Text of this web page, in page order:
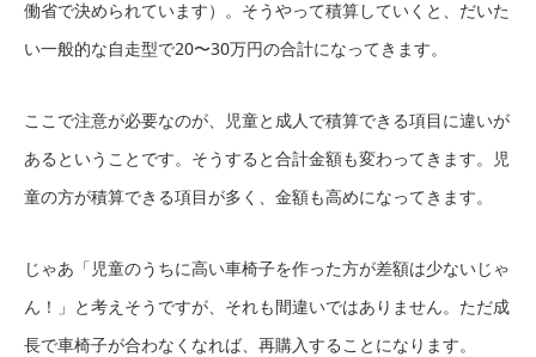
働省で決められています）。そうやって積算していくと、だいた
い一般的な自走型で20〜30万円の合計になってきます。
ここで注意が必要なのが、児童と成人で積算できる項目に違いが
あるということです。そうすると合計金額も変わってきます。児
童の方が積算できる項目が多く、金額も高めになってきます。
じゃあ「児童のうちに高い車椅子を作った方が差額は少ないじゃ
ん！」と考えそうですが、それも間違いではありません。ただ成
長で車椅子が合わなくなれば、再購入することになります。